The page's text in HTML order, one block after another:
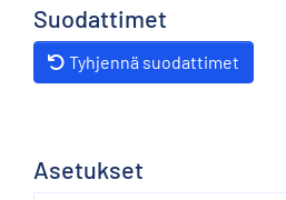
Suodattimet
Tyhjennä suodattimet
Asetukset